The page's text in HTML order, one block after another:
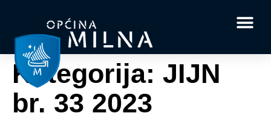
Kategorija: JIJN
br. 33 2023